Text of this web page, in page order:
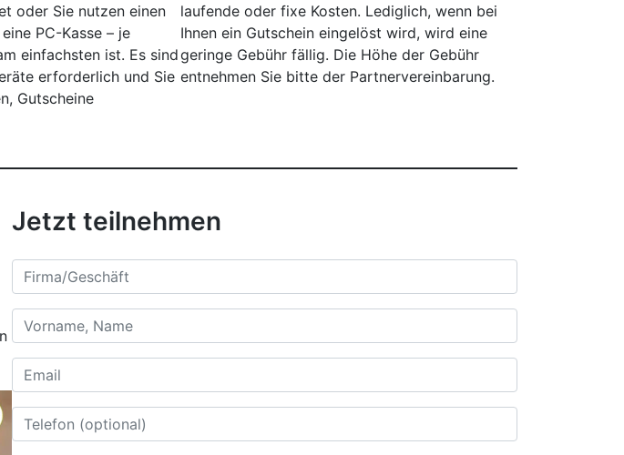
oder Sie nutzen einen
PC-Kasse – je
einfachsten ist. Es sind
erforderlich und Sie
Gutscheine
laufende oder fixe Kosten. Lediglich, wenn bei
Ihnen ein Gutschein eingelöst wird, wird eine
geringe Gebühr fällig. Die Höhe der Gebühr
entnehmen Sie bitte der Partnervereinbarung.
Jetzt teilnehmen